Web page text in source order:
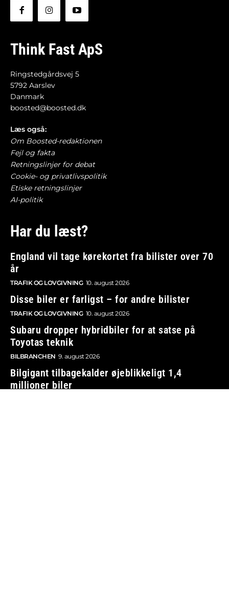
Think Fast ApS
Ringstedgårdsvej 5
5792 Aarslev
Danmark
boosted@boosted.dk
Læs også:
Om Boosted-redaktionen
Fejl og fakta
Retningslinjer for debat
Cookie- og privatlivspolitik
Etiske retningslinjer
AI-politik
Har du læst?
England vil tage kørekortet fra bilister over 70
år
TRAFIK OG LOVGIVNING 10. august 2026
Disse biler er farligst – for andre bilister
TRAFIK OG LOVGIVNING 10. august 2026
Subaru dropper hybridbiler for at satse på
Toyotas teknik
BILBRANCHEN 9. august 2026
Bilgigant tilbagekalder øjeblikkeligt 1,4
millioner biler